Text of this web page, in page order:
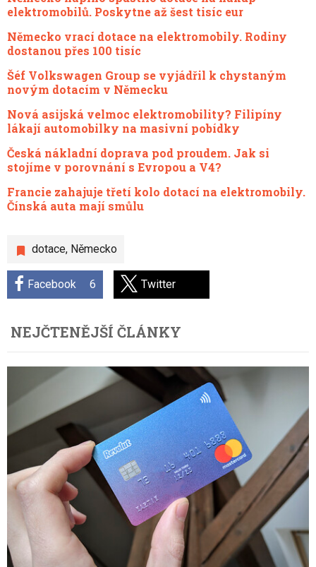
dotace, Německo
Facebook 6 Twitter
elektromobilů. Poskytne až šest tisíc eur
Německo vrací dotace na elektromobily. Rodiny
dostanou přes 100 tisíc
Šéf Volkswagen Group se vyjádřil k chystaným
novým dotacím v Německu
Nová asijská velmoc elektromobility? Filipíny
lákají automobilky na masivní pobídky
Česká nákladní doprava pod proudem. Jak si
stojíme v porovnání s Evropou a V4?
Francie zahajuje třetí kolo dotací na elektromobily.
Čínská auta mají smůlu
NEJČTENĚJŠÍ ČLÁNKY